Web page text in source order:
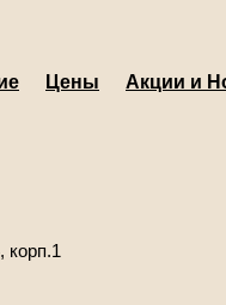
Цены Акции и
корп.1